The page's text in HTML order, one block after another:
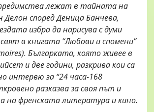
лежат в тайната на
Делон според Деница Банчева,
избра да нарисува с думи
в книгата “Любови и спомени”
Българката, която живее в
и две години, разкрива кои са
интервю за “24 часа-168
разказва за своя път и
на френската литература и кино.